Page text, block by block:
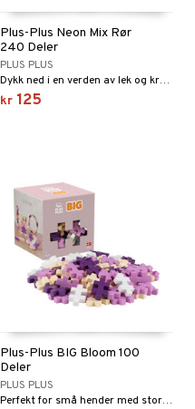
Plus-Plus Neon Mix Rør
240 Deler
PLUS PLUS
Dykk ned i en verden av lek og kreativitet med Neon Fargemiks!
kr 125
Plus-Plus BIG Bloom 100
Deler
PLUS PLUS
Perfekt for små hender med store ideer.